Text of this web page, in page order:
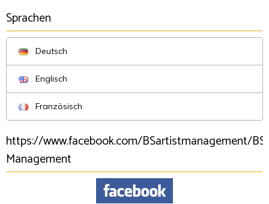
Sprachen
Deutsch
Englisch
Französisch
https://www.facebook.com/BSartistmanagement/
Management